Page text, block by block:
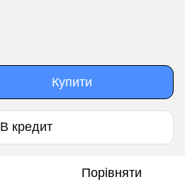
Купити
В кредит
Порівняти